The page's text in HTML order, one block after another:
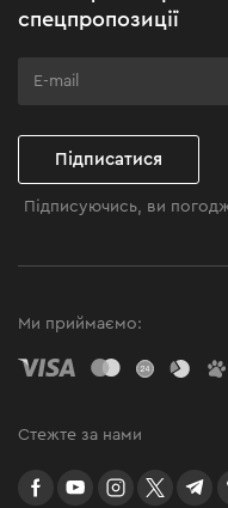
Клуб майстерності
спецпропозиції
Підписатися
Підписуючись, ви
Ми приймаємо:
Стежте за нами
facebookyoutubeinstagramtwitter